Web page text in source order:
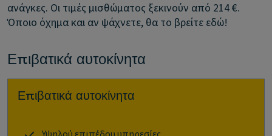
ανάγκες. Οι τιμές μισθώματος ξεκινούν από 214 €.
Όποιο όχημα και αν ψάχνετε, θα το βρείτε εδώ!
Επιβατικά αυτοκίνητα
Επιβατικά αυτοκίνητα